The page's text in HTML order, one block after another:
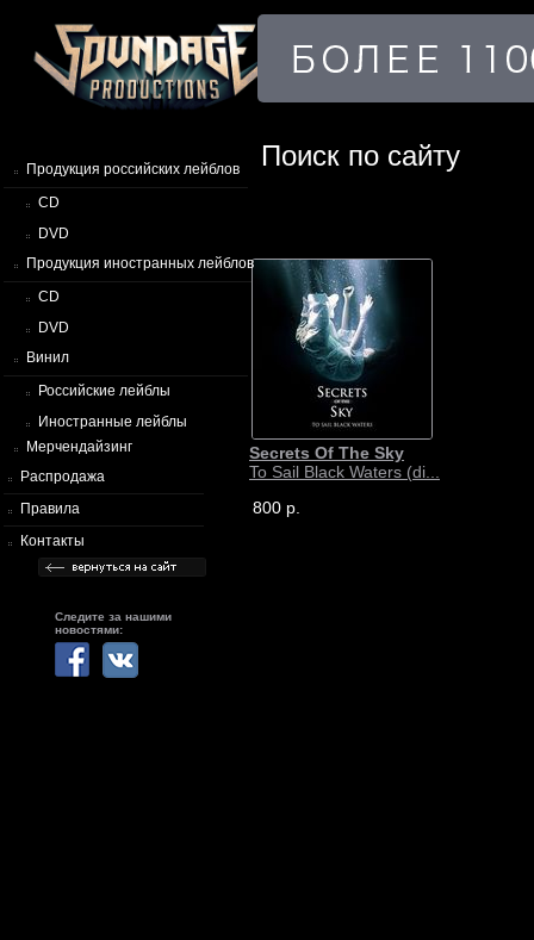
Продукция российских лейблов
CD
DVD
Продукция иностранных лейблов
CD
DVD
Винил
Российские лейблы
Иностранные лейблы
Мерчендайзинг
Распродажа
Правила
Контакты
Следите за нашими
новостями:
Поиск по сайту
Secrets Of The Sky
To Sail Black Waters (di...
800 р.